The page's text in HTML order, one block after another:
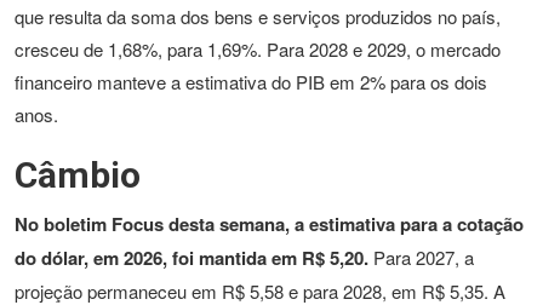
que resulta da soma dos bens e serviços produzidos no país,
cresceu de 1,68%, para 1,69%. Para 2028 e 2029, o mercado
financeiro manteve a estimativa do PIB em 2% para os dois
anos.
Câmbio
No boletim Focus desta semana, a estimativa para a cotação
do dólar, em 2026, foi mantida em R$ 5,20. Para 2027, a
projeção permaneceu em R$ 5,58 e para 2028, em R$ 5,35. A